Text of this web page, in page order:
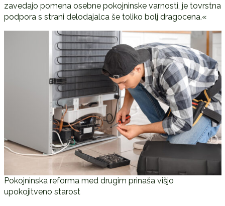
zavedajo pomena osebne pokojninske varnosti, je tovrstna
podpora s strani delodajalca še toliko bolj dragocena.«
Pokojninska reforma med drugim prinaša višjo
upokojitveno starost